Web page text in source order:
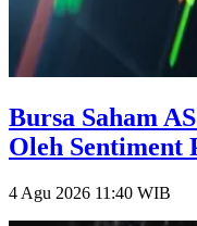
Bursa Saham
Oleh Sentiment
4 Agu 2026 11:40 WIB